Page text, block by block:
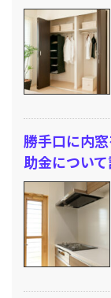
勝手口に内
助金につい